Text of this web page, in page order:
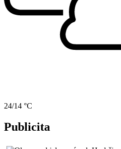
24/14 °C
Publicita